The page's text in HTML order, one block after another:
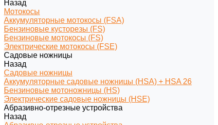
Назад
Мотокосы
Аккумуляторные мотокосы (FSA)
Бензиновые кусторезы (FS)
Бензиновые мотокосы (FS)
Электрические мотокосы (FSE)
Садовые ножницы
Назад
Садовые ножницы
Аккумуляторные садовые ножницы (HSA) + HSA 26
Бензиновые мотоножницы (HS)
Электрические садовые ножницы (HSE)
Абразивно-отрезные устройства
Назад